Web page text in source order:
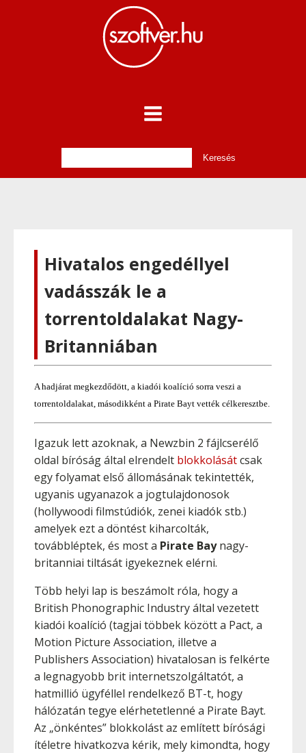
Hivatalos engedéllyel
vadásszák le a
torrentoldalakat Nagy-
Britanniában
A hadjárat megkezdődött, a kiadói koalíció sorra veszi a
torrentoldalakat, másodikként a Pirate Bayt vették célkeresztbe.
Igazuk lett azoknak, a Newzbin 2 fájlcserélő
oldal bíróság által elrendelt blokkolásátcsak
egy folyamat első állomásának tekintették,
ugyanis ugyanazok a jogtulajdonosok
(hollywoodi filmstúdiók, zenei kiadók stb.)
amelyek ezt a döntést kiharcolták,
továbbléptek, és most a Pirate Baynagy-
britanniai tiltását igyekeznek elérni.
Több helyi lap is beszámolt róla, hogy a
British Phonographic Industry által vezetett
kiadói koalíció (tagjai többek között a Pact, a
Motion Picture Association, illetve a
Publishers Association) hivatalosan is felkérte
a legnagyobb brit internetszolgáltatót, a
hatmillió ügyféllel rendelkező BT-t, hogy
hálózatán tegye elérhetetlenné a Pirate Bayt.
Az „önkéntes” blokkolást az említett bírósági
ítéletre hivatkozva kérik, mely kimondta, hogy